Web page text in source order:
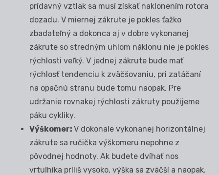
prídavný vztlak sa musí získať naklonením rotora
dozadu. V miernej zákrute je pokles ťažko
zbadateľný a dokonca aj v dobre vykonanej
zákrute so stredným uhlom náklonu nie je pokles
rýchlosti veľký. V jednej zákrute bude mať
rýchlosť tendenciu k zväčšovaniu, pri zatáčaní
na opačnú stranu bude tomu naopak. Pre
udržanie rovnakej rýchlosti zákruty použijeme
páku cykliky.
Výškomer: V dokonale vykonanej horizontálnej
zákrute sa ručička výškomeru nepohne z
pôvodnej hodnoty. Ak budete dvíhať nos
vrtuľníka príliš vysoko, výška sa zväčší a naopak.